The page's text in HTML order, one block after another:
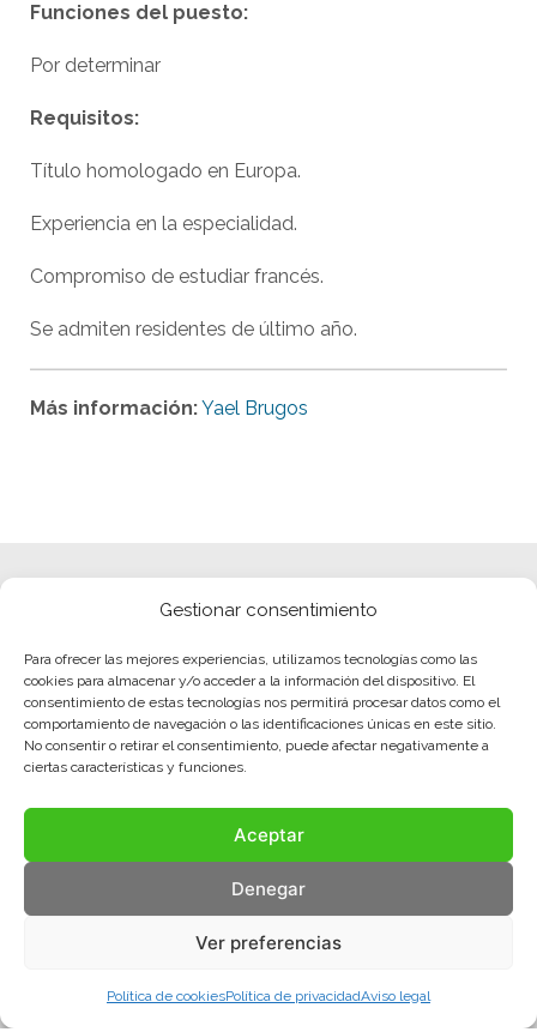
Gestionar consentimiento
Para ofrecer las mejores experiencias, utilizamos tecnologías como las
cookies para almacenar y/o acceder a la información del dispositivo. El
consentimiento de estas tecnologías nos permitirá procesar datos como el
comportamiento de navegación o las identificaciones únicas en este sitio.
No consentir o retirar el consentimiento, puede afectar negativamente a
ciertas características y funciones.
Aceptar
Denegar
Ver preferencias
Política de cookiesPolítica de privacidadAviso legal
Funciones del puesto:
Por determinar
Requisitos:
Título homologado en Europa.
Experiencia en la especialidad.
Compromiso de estudiar francés.
Se admiten residentes de último año.
Más información:Yael Brugos